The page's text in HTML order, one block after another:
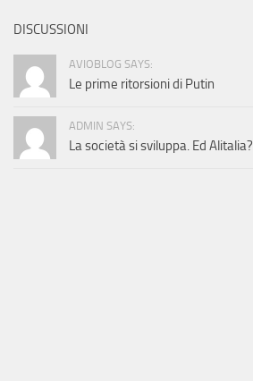
DISCUSSIONI
AVIOBLOG SAYS:
Le prime ritorsioni di Putin
ADMIN SAYS:
La società si sviluppa. Ed Alitalia?